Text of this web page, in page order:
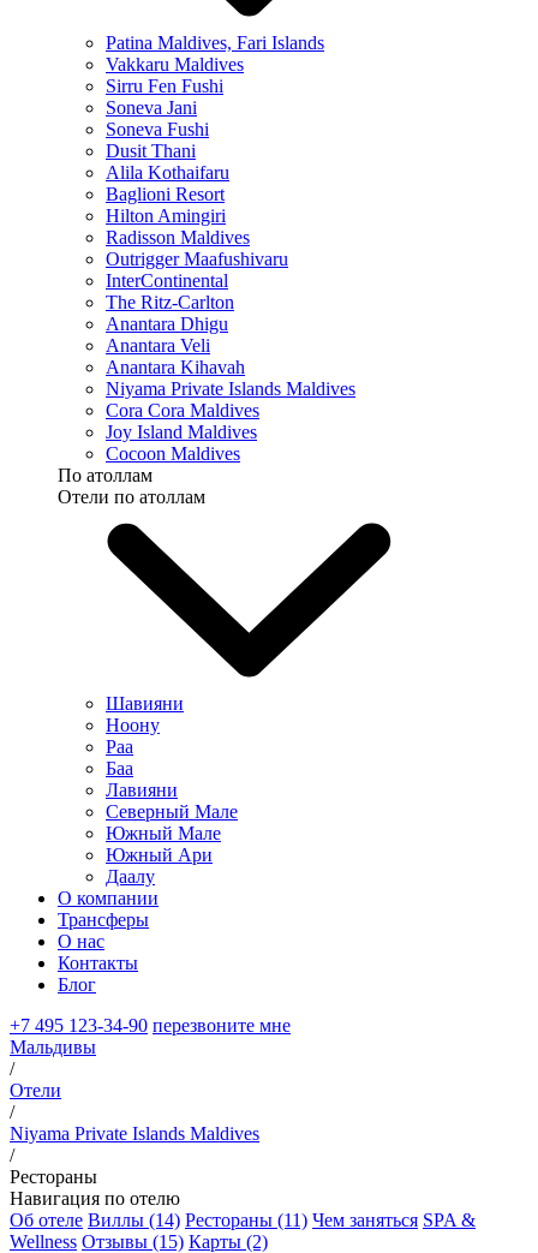
Patina Maldives, Fari Islands
Vakkaru Maldives
Sirru Fen Fushi
Soneva Jani
Soneva Fushi
Dusit Thani
Alila Kothaifaru
Baglioni Resort
Hilton Amingiri
Radisson Maldives
Outrigger Maafushivaru
InterContinental
The Ritz-Carlton
Anantara Dhigu
Anantara Veli
Anantara Kihavah
Niyama Private Islands Maldives
Cora Cora Maldives
Joy Island Maldives
Cocoon Maldives
По атоллам
Отели по атоллам
Шавияни
Ноону
Раа
Баа
Лавияни
Северный Мале
Южный Мале
Южный Ари
Даалу
О компании
Трансферы
О нас
Контакты
Блог
+7 495 123-34-90 перезвоните мне
Мальдивы
/
Отели
/
Niyama Private Islands Maldives
/
Рестораны
Навигация по отелю
Об отеле Виллы (14) Рестораны (11) Чем заняться SPA &
Wellness Отзывы (15) Карты (2)